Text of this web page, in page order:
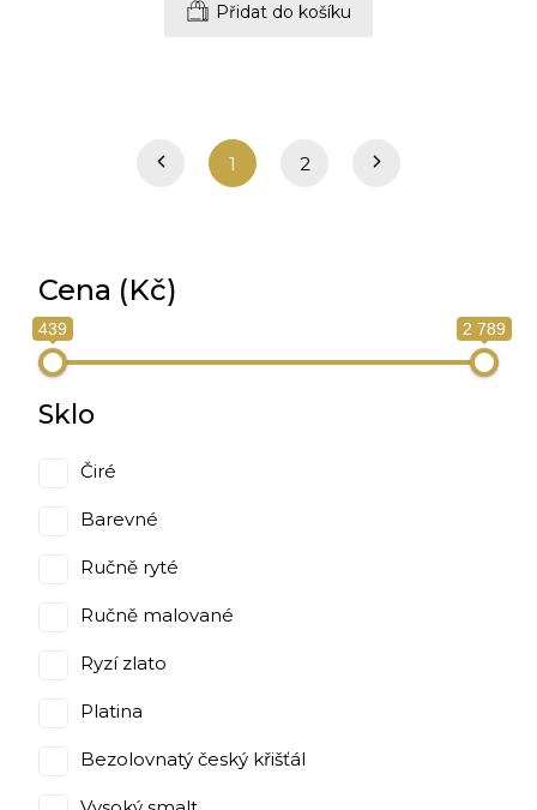
Přidat do košíku
1 2
Cena (Kč)
439 2 789
Sklo
Čiré
Barevné
Ručně ryté
Ručně malované
Ryzí zlato
Platina
Bezolovnatý český křišťál